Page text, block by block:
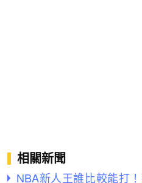
相關新聞
NBA新人王誰比較能打